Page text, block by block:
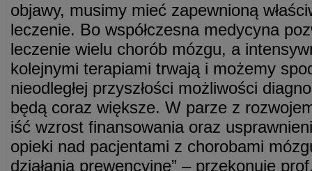
objawy, musimy mieć zapewnioną
leczenie. Bo współczesna medycyna
leczenie wielu chorób mózgu, a
kolejnymi terapiami trwają i możemy
nieodległej przyszłości możliwości
będą coraz większe. W parze z
iść wzrost finansowania oraz
opieki nad pacjentami z chorobami
działania prewencyjne” – przekonuje